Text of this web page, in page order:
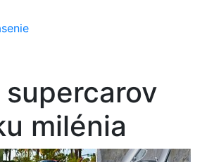
supercarov
milénia